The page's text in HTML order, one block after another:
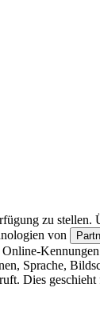
zu stellen.
von
Sprache,
Dies